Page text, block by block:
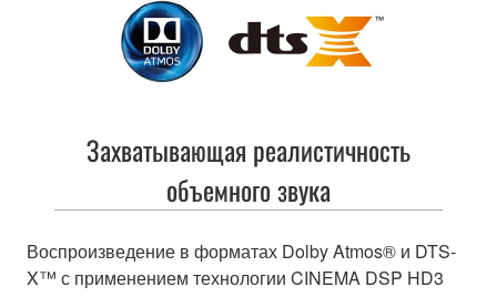
Захватывающая реалистичность
объемного звука
Воспроизведение в форматах Dolby Atmos® и DTS-
X™ с применением технологии CINEMA DSP HD3